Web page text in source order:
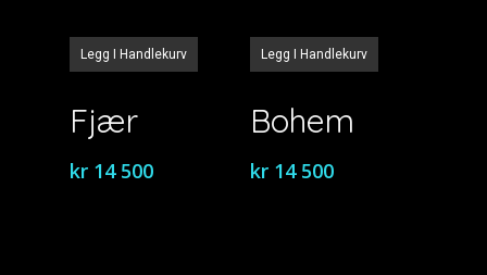
Legg I Handlekurv
Fjær
kr 14 500
Legg I Handlekurv
Bohem
kr 14 500